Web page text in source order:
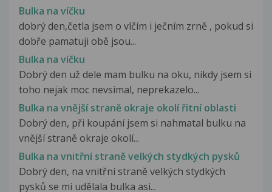
Bulka na víčku
dobrý den,četla jsem o vlčím i ječním zrně , pokud si
dobře pamatuji obě jsou...
Bulka na víčku
Dobrý den už dele mam bulku na oku, nikdy jsem si
toho nejak moc nevsimal, neprekazelo...
Bulka na vnější straně okraje okolí řitní oblasti
Dobrý den, při koupání jsem si nahmatal bulku na
vnější straně okraje okolí...
Bulka na vnitřní straně velkých stydkých pysků
Dobrý den, na vnitřní straně velkých stydkých
pysků se mi udělala bulka asi...